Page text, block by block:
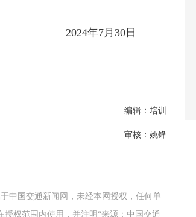
2024年7月30日
编辑：培训
审核：姚锋
中国交通新闻网，未经本网授权，任何单
权范围内使用，并注明“来源：中国交通